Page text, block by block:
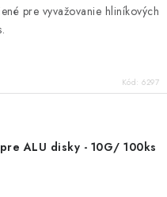
pre vyvažovanie hliníkových
Kód: 6297
ALU disky - 10G/ 100ks